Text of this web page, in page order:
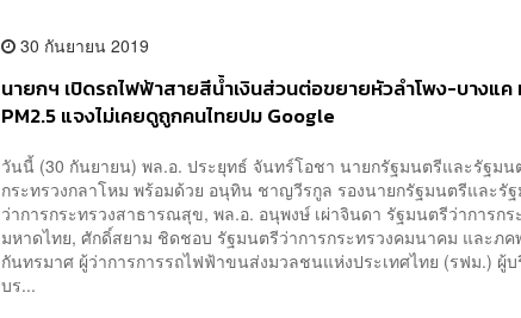
30 กันยายน 2019
นายกฯ เปิดรถไฟฟ้าสายสีน้ำเงินส่วนต่อขยายหัวลำโพง-บางแค
PM2.5 แจงไม่เคยดูถูกคนไทยปม Google
วันนี้ (30 กันยายน) พล.อ. ประยุทธ์ จันทร์โอชา นายกรัฐมนตรีและรัฐมน
กระทรวงกลาโหม พร้อมด้วย อนุทิน ชาญวีรกูล รองนายกรัฐมนตรีและรั
ว่าการกระทรวงสาธารณสุข, พล.อ. อนุพงษ์ เผ่าจินดา รัฐมนตรีว่าการกร
มหาดไทย, ศักดิ์สยาม ชิดชอบ รัฐมนตรีว่าการกระทรวงคมนาคม และภค
กันทรมาศ ผู้ว่าการการรถไฟฟ้าขนส่งมวลชนแห่งประเทศไทย (รฟม.) ผู้บ
บร...